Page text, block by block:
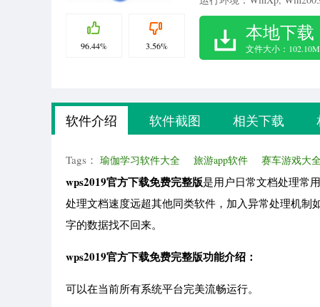
96.44% 3.56%
本地下载
文件大小：
软件介绍 软件截图 相关下载
Tags： 瑜伽学习软件大全 旅游app软件 赛车游戏大
wps2019官方下载免费完整版是用户日常文档处理常
处理文档速度远超其他同类软件，加入异常处理机
字的数据找不回来。
wps2019官方下载免费完整版功能介绍：
可以在当前所有系统平台完美流畅运行。